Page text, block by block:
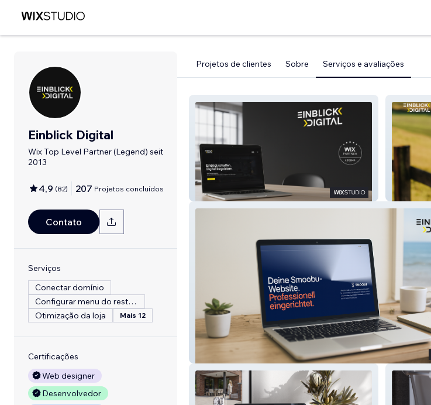
Einblick Digital
Wix Top Level Partner (Legend) seit
2013
4,9 (82) 207 Projetos concluídos
Contato
Serviços
Conectar domínio
Configurar menu do restaurante
Otimização da loja
Mais 12
Certificações
Web designer
Desenvolvedor
Projetos de clientes Sobre Serviços e avaliações
Einblick Digital Kikolily
fewofy | Smoobu Partner